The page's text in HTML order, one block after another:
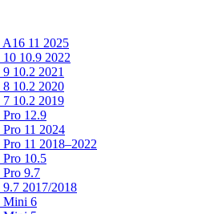
A16 11 2025
10 10.9 2022
9 10.2 2021
8 10.2 2020
7 10.2 2019
Pro 12.9
Pro 11 2024
Pro 11 2018–2022
Pro 10.5
Pro 9.7
9.7 2017/2018
Mini 6